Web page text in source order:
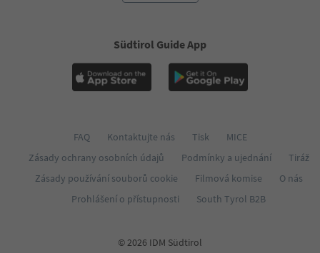
Südtirol Guide App
FAQ Kontaktujte nás Tisk
MICE
Zásady ochrany osobních údajů
Podmínky a ujednání
Tiráž
Zásady používání souborů cookie
Filmová komise
O nás
Prohlášení o přístupnosti
South Tyrol B2B
© 2026 IDM Südtirol